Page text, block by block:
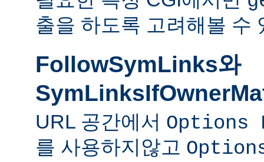
출을 하도록 고려해볼 수
FollowSymLinks와
URL 공간에서 Options
를 사용하지않고